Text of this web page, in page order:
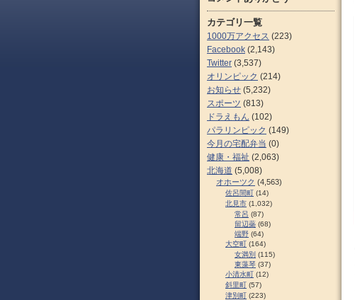
カテゴリ一覧
1000万アクセス (223)
Facebook (2,143)
Twitter (3,537)
オリンピック (214)
お知らせ (5,232)
スポーツ (813)
ドラえもん (102)
パラリンピック (149)
今月の宅配弁当 (0)
健康・福祉 (2,063)
北海道 (5,008)
オホーツク (4,563)
佐呂間町 (14)
北見市 (1,032)
常呂 (87)
留辺蘂 (68)
端野 (64)
大空町 (164)
女満別 (115)
東藻琴 (37)
小清水町 (12)
斜里町 (57)
津別町 (223)